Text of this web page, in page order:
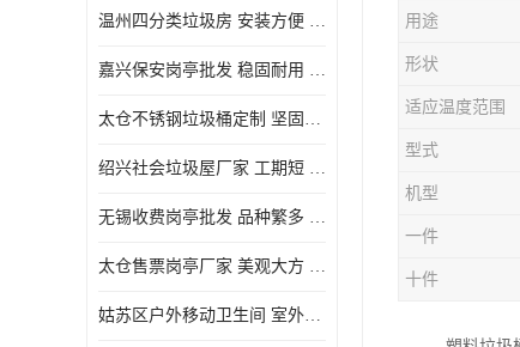
温州四分类垃圾房 安装方便 可移动位置且方便
嘉兴保安岗亭批发 稳固耐用 使用价值高
太仓不锈钢垃圾桶定制 坚固耐用 绝缘性能好
绍兴社会垃圾屋厂家 工期短 便于居民集中投放
无锡收费岗亭批发 品种繁多 适用多场合
太仓售票岗亭厂家 美观大方 使用寿命长
姑苏区户外移动卫生间 室外临时单人厕所供应厂家
用途
形状
适应温度范围
型式
机型
一件
十件